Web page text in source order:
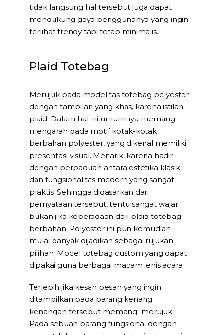
tidak langsung hal tersebut juga dapat
mendukung gaya penggunanya yang ingin
terlihat trendy tapi tetap minimalis.
Plaid Totebag
Merujuk pada model tas totebag polyester
dengan tampilan yang khas, karena istilah
plaid. Dalam hal ini umumnya memang
mengarah pada motif kotak-kotak
berbahan polyester, yang dikenal memiliki
presentasi visual. Menarik, karena hadir
dengan perpaduan antara estetika klasik
dan fungsionalitas modern yang sangat
praktis. Sehingga didasarkan dari
pernyataan tersebut, tentu sangat wajar
bukan jika keberadaan dari plaid totebag
berbahan. Polyester ini pun kemudian
mulai banyak dijadikan sebagai rujukan
pilihan. Model totebag custom yang dapat
dipakai guna berbagai macam jenis acara.
Terlebih jika kesan pesan yang ingin
ditampilkan pada barang kenang
kenangan tersebut memang merujuk.
Pada sebuah barang fungsional dengan